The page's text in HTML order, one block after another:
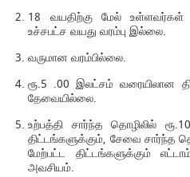
18 வயதிற்கு மேல்
உச்சபட்ச வயது வரம்பு இல்லை.
வருமான வரம்பில்லை.
ரூ.5 .00 இலட்சம் வரையிலான
தேவையில்லை.
உற்பத்தி சார்ந்த தொழிலில்
திட்டங்களுக்கும், சேவை சார்ந்த
மேற்பட்ட திட்டங்களுக்கும்
அவசியம்.